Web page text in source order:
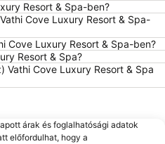
Resort & Spa-ben?
Cove Luxury Resort & Spa-
Cove Luxury Resort & Spa-ben?
Resort & Spa?
Vathi Cove Luxury Resort & Spa
árak és foglalhatósági adatok
előfordulhat, hogy a